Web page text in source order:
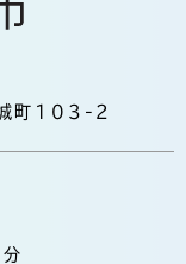
町103-2